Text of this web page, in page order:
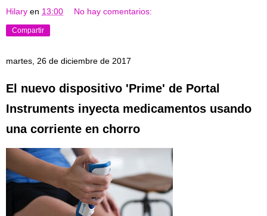
Hilary en 13:00 No hay comentarios:
Compartir
martes, 26 de diciembre de 2017
El nuevo dispositivo 'Prime' de Portal
Instruments inyecta medicamentos usando
una corriente en chorro